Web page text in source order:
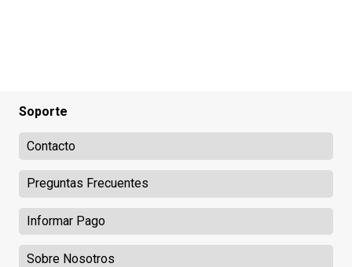
Soporte
Contacto
Preguntas Frecuentes
Informar Pago
Sobre Nosotros